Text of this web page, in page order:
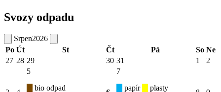
Svozy odpadu
Srpen2026
Po Út St Čt Pá So Ne
27 28 29 30 31 1 2
5
bio odpad
7
papír
plasty